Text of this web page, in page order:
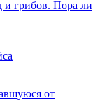
и грибов. Пора ли
от